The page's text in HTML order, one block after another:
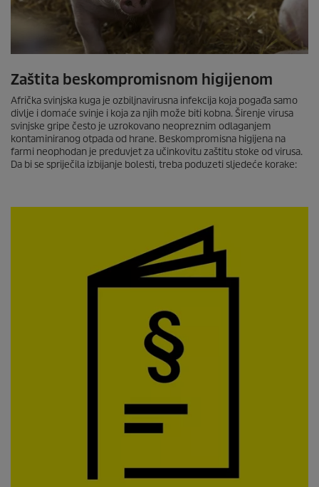
Zaštita beskompromisnom higijenom
Afrička svinjska kuga je ozbiljnavirusna infekcija koja pogađa samo
divlje i domaće svinje i koja za njih može biti kobna. Širenje virusa
svinjske gripe često je uzrokovano neopreznim odlaganjem
kontaminiranog otpada od hrane. Beskompromisna higijena na
farmi neophodan je preduvjet za učinkovitu zaštitu stoke od virusa.
Da bi se spriječila izbijanje bolesti, treba poduzeti sljedeće korake: